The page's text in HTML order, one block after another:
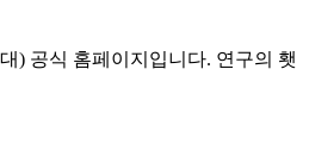
) 공식 홈페이지입니다. 연구의 횃